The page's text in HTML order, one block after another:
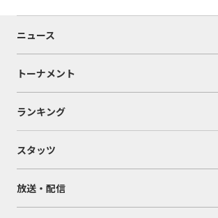
ニュース
トーナメント
ランキング
スタッツ
放送・配信